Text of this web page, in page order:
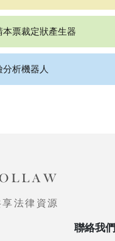
本票裁定狀產生器
分析機器人
法律資源
聯絡我們